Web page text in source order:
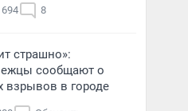
8
страшно»:
сообщают о
взрывов в городе